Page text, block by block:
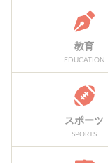
教育
EDUCATION
スポーツ
SPORTS